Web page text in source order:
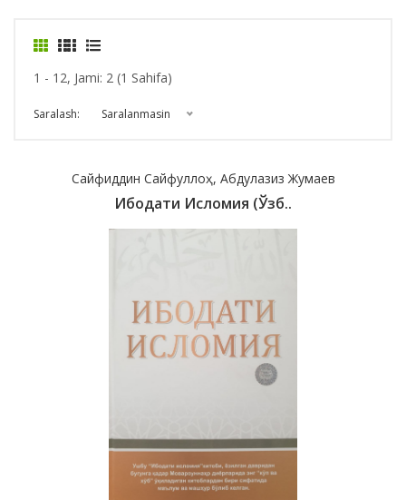
1 - 12, Jami: 2 (1 Sahifa)
Saralash: Saralanmasin
Сайфиддин Сайфуллоҳ, Абдулазиз Жумаев
Ибодати Исломия (Ўзб..